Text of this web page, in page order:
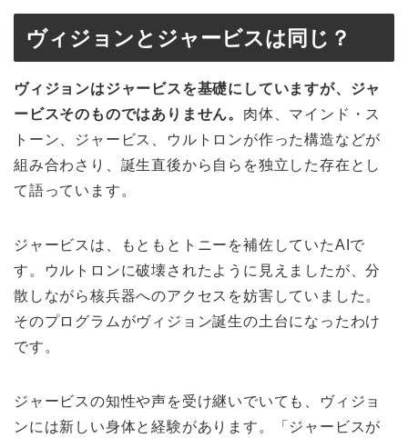
ヴィジョンとジャービスは同じ？
ヴィジョンはジャービスを基礎にしていますが、ジャ
ービスそのものではありません。 肉体、マインド・ス
トーン、ジャービス、ウルトロンが作った構造などが
組み合わさり、誕生直後から自らを独立した存在とし
て語っています。
ジャービスは、もともとトニーを補佐していたAIで
す。ウルトロンに破壊されたように見えましたが、分
散しながら核兵器へのアクセスを妨害していました。
そのプログラムがヴィジョン誕生の土台になったわけ
です。
ジャービスの知性や声を受け継いでいても、ヴィジョ
ンには新しい身体と経験があります。「ジャービスが